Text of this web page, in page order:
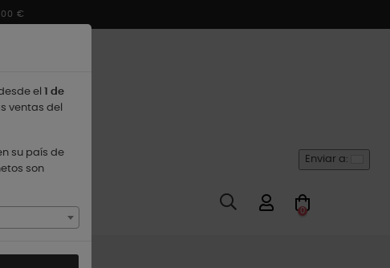
el 1 de
ventas del
su país de
son
€
Enviar a:
0